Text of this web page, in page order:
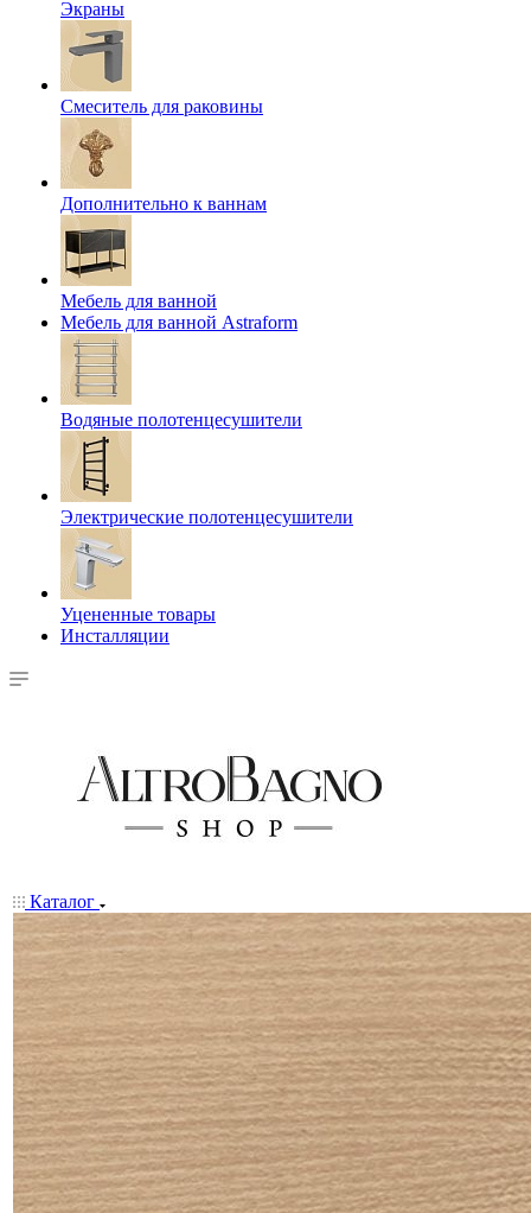
Экраны
Смеситель для раковины
Дополнительно к ваннам
Мебель для ванной
Мебель для ванной Astraform
Водяные полотенцесушители
Электрические полотенцесушители
Уцененные товары
Инсталляции
Каталог